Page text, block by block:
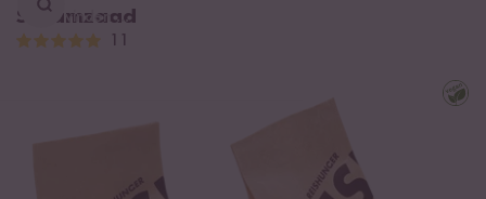
vinden ...
Sesamzaad